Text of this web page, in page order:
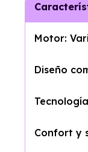
Motor:
Diseño
Confort y